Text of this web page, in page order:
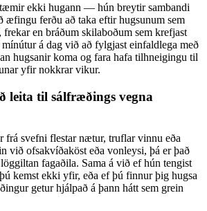
ekki hugann — hún breytir sambandi
æfingu ferðu að taka eftir hugsunum sem
frekar en bráðum skilaboðum sem krefjast
á dag við að fylgjast einfaldlega með
hugsanir koma og fara hafa tilhneigingu til
yfir nokkrar vikur.
leita til sálfræðings vegna
frá svefni flestar nætur, truflar vinnu eða
við ofsakvíðaköst eða vonleysi, þá er það
fagaðila. Sama á við ef hún tengist
kemst ekki yfir, eða ef þú finnur þig hugsa
getur hjálpað á þann hátt sem grein